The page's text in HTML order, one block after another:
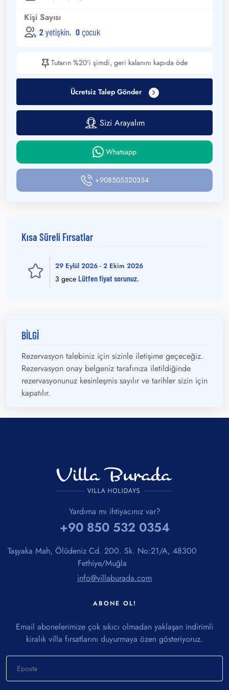
Kişi Sayısı
2yetişkin, 0 çocuk
Tutarın %20'i şimdi, geri kalanını kapıda öde
Ücretsiz Talep Gönder
Sizi Arayalım
Whatsapp
+908505320354
Kısa Süreli Fırsatlar
29 Eylül 2026 - 2 Ekim 2026
3 gece Lütfen fiyat sorunuz.
BİLGİ
Rezervasyon talebiniz için sizinle iletişime geçeceğiz.
Rezervasyon onay belgeniz tarafınıza iletildiğinde
rezervasyonunuz kesinleşmis sayılır ve tarihler sizin için
kapatılır.
Yardıma mı ihtiyacınız var?
+90 850 532 0354
Taşyaka Mah, Ölüdeniz Cd. 200. Sk. No:21/A, 48300
Fethiye/Muğla
info@villaburada.com
ABONE OL!
Email abonelerimize çok sıkıcı olmadan yaklaşan indirimli
kiralık villa fırsatlarını duyurmaya özen gösteriyoruz.